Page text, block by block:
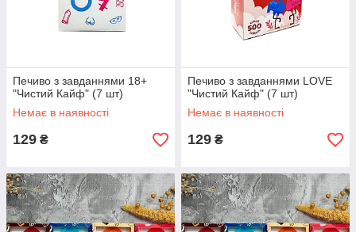
Печиво з завданнями 18+
"Чистий Кайф" (7 шт)
Немає в наявності
129 ₴
Печиво з завданнями LOVE
"Чистий Кайф" (7 шт)
Немає в наявності
129 ₴